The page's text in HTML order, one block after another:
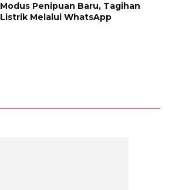
Modus Penipuan Baru, Tagihan
Listrik Melalui WhatsApp